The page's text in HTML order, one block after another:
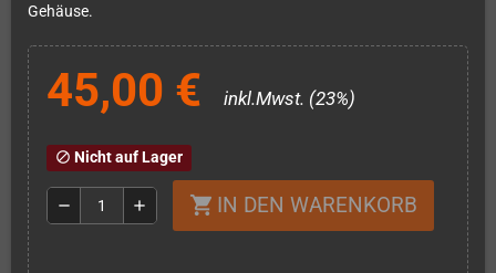
Gehäuse.
45,00 € inkl.Mwst. (23%)
block Nicht auf Lager
remove add shopping_cart IN DEN WARENKORB